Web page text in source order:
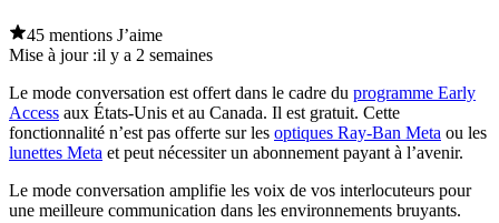
45 mentions J’aime
Mise à jour :il y a 2 semaines
Le mode conversation est offert dans le cadre du programme Early
Access aux États-Unis et au Canada. Il est gratuit. Cette
fonctionnalité n’est pas offerte sur les optiques Ray-Ban Meta ou les
lunettes Meta et peut nécessiter un abonnement payant à l’avenir.
Le mode conversation amplifie les voix de vos interlocuteurs pour
une meilleure communication dans les environnements bruyants.